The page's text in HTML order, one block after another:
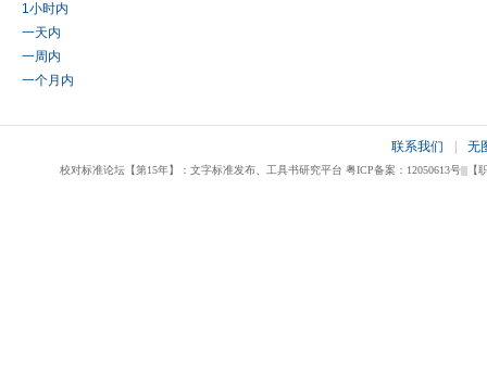
1小时内
一天内
一周内
一个月内
联系我们 无
校对标准论坛【第15年】：文字标准发布、工具书研究平台 粤ICP备案：12050613号|||【